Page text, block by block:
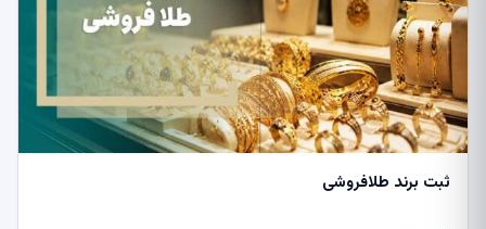
ثبت برند طلافروشی